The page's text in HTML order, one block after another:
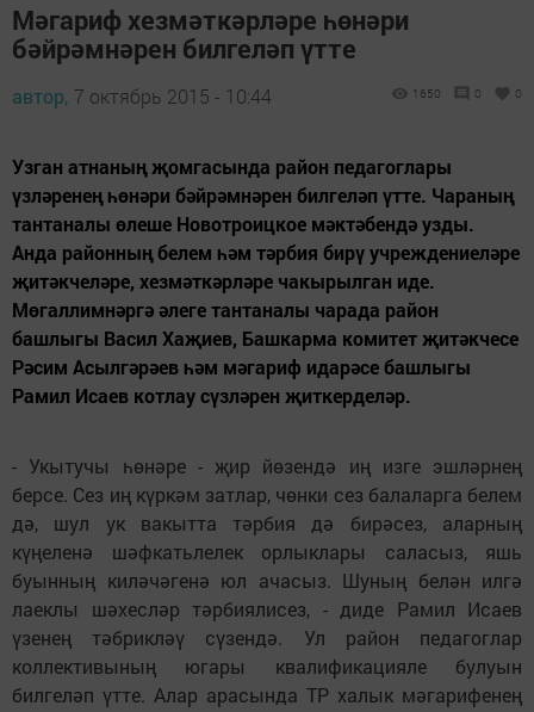
Мәгариф хезмәткәрләре һөнәри
бәйрәмнәрен билгеләп үтте
автор, 7 октябрь 2015 - 10:44 1650 0 0
Узган атнаның җомгасында район педагоглары
үзләренең һөнәри бәйрәмнәрен билгеләп үтте. Чараның
тантаналы өлеше Новотроицкое мәктәбендә узды.
Анда районның белем һәм тәрбия бирү учреждениеләре
җитәкчеләре, хезмәткәрләре чакырылган иде.
Мөгаллимнәргә әлеге тантаналы чарада район
башлыгы Васил Хаҗиев, Башкарма комитет җитәкчесе
Рәсим Асылгәрәев һәм мәгариф идарәсе башлыгы
Рамил Исаев котлау сүзләрен җиткерделәр.
- Укытучы һөнәре - җир йөзендә иң изге эшләрнең
берсе. Сез иң күркәм затлар, чөнки сез балаларга белем
дә, шул ук вакытта тәрбия дә бирәсез, аларның
күңеленә шәфкатьлелек орлыклары саласыз, яшь
буынның киләчәгенә юл ачасыз. Шуның белән илгә
лаеклы шәхесләр тәрбиялисез, - диде Рамил Исаев
үзенең тәбрикләү сүзендә. Ул район педагоглар
коллективының югары квалификацияле булуын
билгеләп үтте. Алар арасында ТР халык мәгарифенең